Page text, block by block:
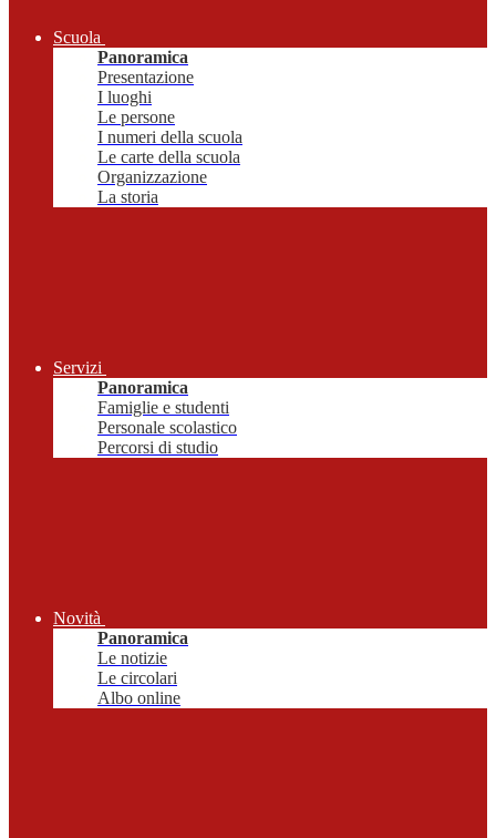
Scuola
Panoramica
Presentazione
I luoghi
Le persone
I numeri della scuola
Le carte della scuola
Organizzazione
La storia
Servizi
Panoramica
Famiglie e studenti
Personale scolastico
Percorsi di studio
Novità
Panoramica
Le notizie
Le circolari
Albo online